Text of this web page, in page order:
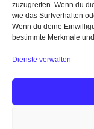
zuzugreifen. Wenn du
wie das Surfverhalten
Wenn du deine
bestimmte Merkmale
Dienste verwalten
Terra Preta
Jetzt